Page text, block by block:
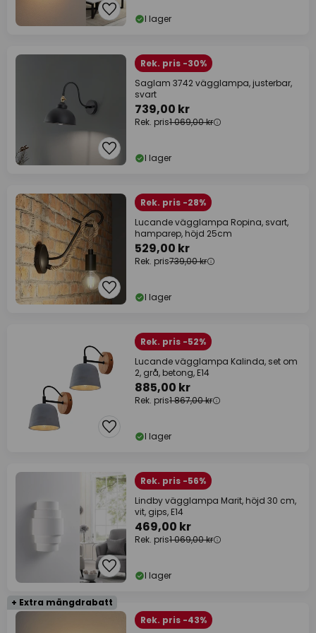
I lager
Rek. pris -30%
Saglam 3742 vägglampa, justerbar,
svart
739,00 kr
Rek. pris1 069,00 kr
I lager
Rek. pris -28%
Lucande vägglampa Ropina, svart,
hamparep, höjd 25cm
529,00 kr
Rek. pris739,00 kr
I lager
Rek. pris -52%
Lucande vägglampa Kalinda, set om
2, grå, betong, E14
885,00 kr
Rek. pris1 867,00 kr
I lager
Rek. pris -56%
Lindby vägglampa Marit, höjd 30 cm,
vit, gips, E14
469,00 kr
Rek. pris1 069,00 kr
I lager
+ Extra mängdrabatt
Rek. pris -43%